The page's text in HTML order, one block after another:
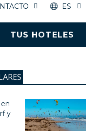
ES
TUS HOTELES
y